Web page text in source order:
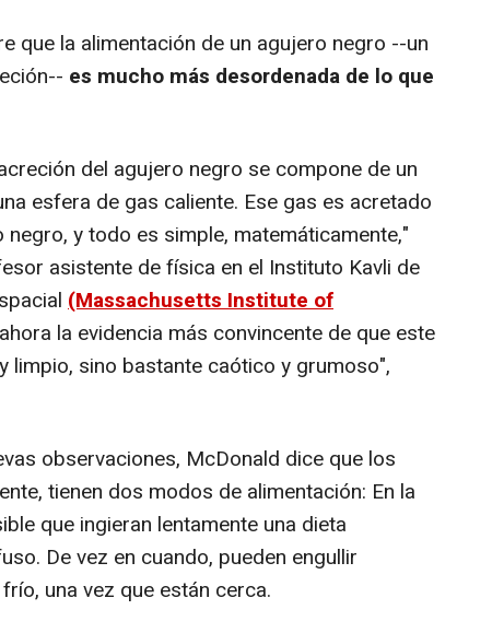
que la alimentación de un agujero negro --un
es mucho más desordenada de lo que
del agujero negro se compone de un
esfera de gas caliente. Ese gas es acretado
y todo es simple, matemáticamente,"
asistente de física en el Instituto Kavli de
(Massachusetts Institute of
la evidencia más convincente de que este
limpio, sino bastante caótico y grumoso",
observaciones, McDonald dice que los
tienen dos modos de alimentación: En la
que ingieran lentamente una dieta
De vez en cuando, pueden engullir
una vez que están cerca.